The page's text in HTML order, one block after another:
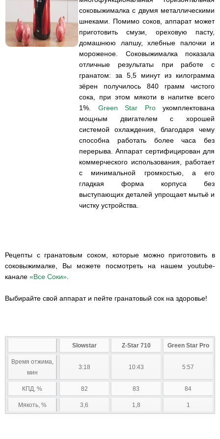
соковыжималка с двумя металлическими
шнеками. Помимо соков, аппарат может
приготовить смузи, ореховую пасту,
домашнюю лапшу, хлебные палочки и
мороженое. Соковыжималка показала
отличные результаты при работе с
гранатом: за 5,5 минут из килограмма
зёрен получилось 840 грамм чистого
сока, при этом мякоти в напитке всего
1%. Green Star Proукомплектована
мощным двигателем с хорошей
системой охлаждения, благодаря чему
способна работать более часа без
перерыва. Аппарат сертифицирован для
коммерческого использования, работает
с минимальной громкостью, а его
гладкая форма корпуса без
выступающих деталей упрощает мытьё и
чистку устройства.
Рецепты с гранатовым соком, которые можно приготовить в
соковыжималке, Вы можете посмотреть на нашем youtube-
канале «Все Соки»
Выбирайте свой аппарат и пейте гранатовый сок на здоровье!
Slowstar Z-Star 710 Green Star Pro
Время отжима,
мин
3:18 10:43 5:57
КПД, % 82 83 84
Мякоть, % 3,6 1,8 1